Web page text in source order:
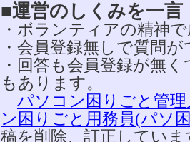
■運営のしくみを一言
・ボランティアの精神
・会員登録無しで質問
・回答も会員登録が無
もあります。
パソコン困りごと管
ン困りごと用務員(パソ
稿を削除、訂正していま